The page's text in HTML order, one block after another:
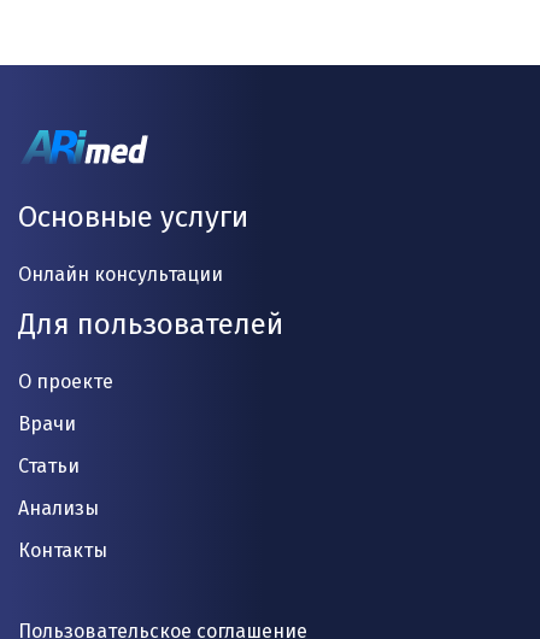
Основные услуги
Онлайн консультации
Для пользователей
О проекте
Врачи
Статьи
Анализы
Контакты
Пользовательское соглашение